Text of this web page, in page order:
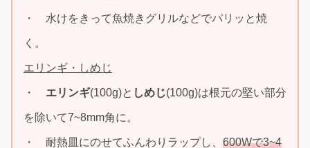
・ 水けをきって魚焼きグリルなどでパリッと焼
く。
エリンギ・しめじ
・ エリンギ(100g)と しめじ(100g)は根元の堅い部分
を除いて7~8mm角に。
・ 耐熱皿にのせてふんわりラップし、 600Wで3~4